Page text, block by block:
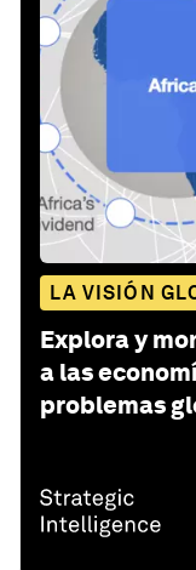
LA VISIÓN
Explora y
a las
problemas